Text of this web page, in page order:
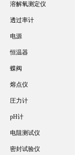
溶解氧测定仪
透过率计
电源
恒温器
蝶阀
熔点仪
圧力计
pH计
电阻测试仪
密封试验仪